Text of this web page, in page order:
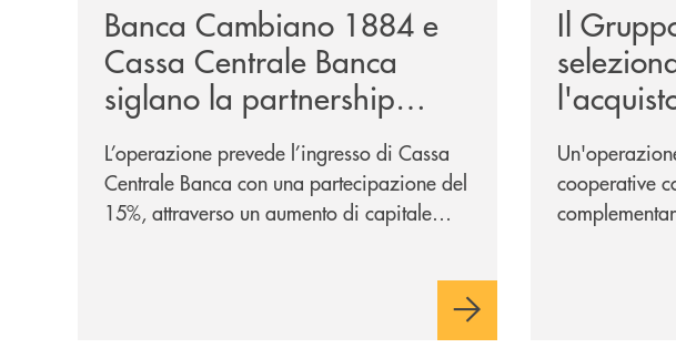
Banca Cambiano 1884 e
Cassa Centrale Banca
siglano la partnership
strategica
L’operazione prevede l’ingresso di Cassa
Centrale Banca con una partecipazione del
15%, attraverso un aumento di capitale
sulla condivisione di valori comuni e sulla
prossimità ai territori, per ampliare l’offerta
Il
cooperative